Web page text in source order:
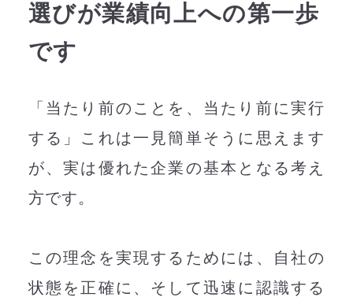
選びが業績向上への第一歩
です
「当たり前のことを、当たり前に実行
する」 これは一見簡単そうに思えます
が、実は優れた企業の基本となる考え
方です。
この理念を実現するためには、自社の
状態を正確に、そして迅速に認識する